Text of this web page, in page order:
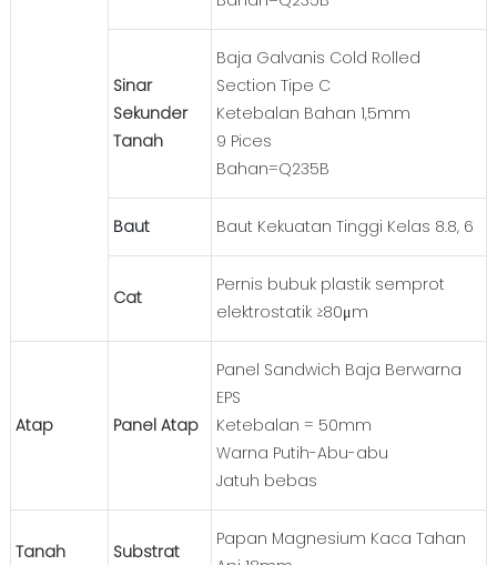
Sinar
Sekunder
Tanah
Baja Galvanis Cold Rolled
Section Tipe C
Ketebalan Bahan 1,5mm
9 Pices
Bahan=Q235B
Baut Baut Kekuatan Tinggi Kelas 8.8, 6
Cat
Pernis bubuk plastik semprot
elektrostatik ≥80μm
Atap Panel Atap
Panel Sandwich Baja Berwarna
EPS
Ketebalan = 50mm
Warna Putih-Abu-abu
Jatuh bebas
Tanah Substrat
Papan Magnesium Kaca Tahan